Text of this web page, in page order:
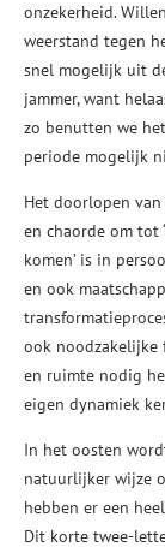
onzekerheid.
weerstand tegen
snel mogelijk uit
jammer, want
zo benutten we
periode mogelijk
Het doorlopen van
en chaorde om tot
komen’ is in
en ook
ook noodzakelijke
en ruimte nodig
eigen dynamiek
In het oosten
natuurlijker wijze
hebben er een
Dit korte twee-